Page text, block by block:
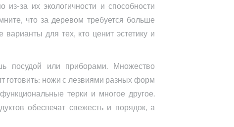
из-за их экологичности и способности
что за деревом требуется больше
для тех, кто ценит эстетику и
посудой или приборами. Множество
готовить: ножи с лезвиями разных форм
терки и многое другое.
обеспечат свежесть и порядок, а